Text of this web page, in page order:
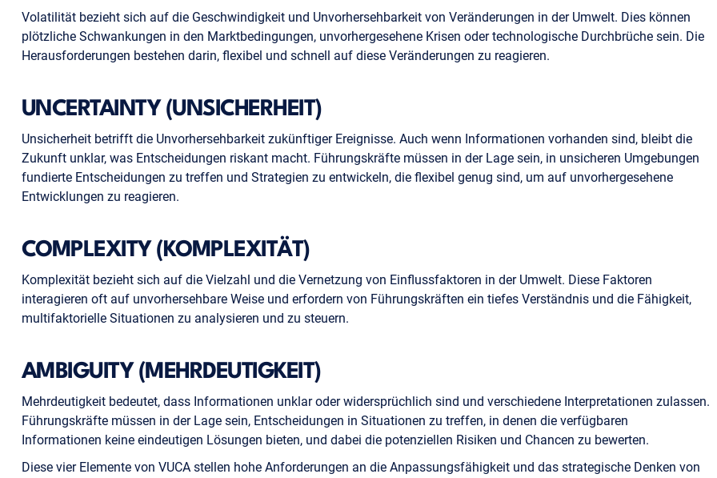
Volatilität bezieht sich auf die Geschwindigkeit und Unvorhersehbarkeit von Veränderungen in der Umwelt. Dies können
plötzliche Schwankungen in den Marktbedingungen, unvorhergesehene Krisen oder technologische Durchbrüche sein. Die
Herausforderungen bestehen darin, flexibel und schnell auf diese Veränderungen zu reagieren.
UNCERTAINTY (UNSICHERHEIT)
Unsicherheit betrifft die Unvorhersehbarkeit zukünftiger Ereignisse. Auch wenn Informationen vorhanden sind, bleibt die
Zukunft unklar, was Entscheidungen riskant macht. Führungskräfte müssen in der Lage sein, in unsicheren Umgebungen
fundierte Entscheidungen zu treffen und Strategien zu entwickeln, die flexibel genug sind, um auf unvorhergesehene
Entwicklungen zu reagieren.
COMPLEXITY (KOMPLEXITÄT)
Komplexität bezieht sich auf die Vielzahl und die Vernetzung von Einflussfaktoren in der Umwelt. Diese Faktoren
interagieren oft auf unvorhersehbare Weise und erfordern von Führungskräften ein tiefes Verständnis und die Fähigkeit,
multifaktorielle Situationen zu analysieren und zu steuern.
AMBIGUITY (MEHRDEUTIGKEIT)
Mehrdeutigkeit bedeutet, dass Informationen unklar oder widersprüchlich sind und verschiedene Interpretationen zulassen.
Führungskräfte müssen in der Lage sein, Entscheidungen in Situationen zu treffen, in denen die verfügbaren
Informationen keine eindeutigen Lösungen bieten, und dabei die potenziellen Risiken und Chancen zu bewerten.
Diese vier Elemente von VUCA stellen hohe Anforderungen an die Anpassungsfähigkeit und das strategische Denken von